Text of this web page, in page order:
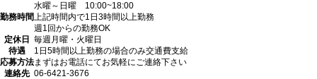
勤務時間
水曜～日曜 10:00~18:00
上記時間内で1日3時間以上勤務
週1回からの勤務OK
定休日
毎週月曜・火曜日
待遇
1日5時間以上勤務の場合のみ交通費支給
応募方法まずはお電話にてお気軽にご連絡下さい
連絡先 06-6421-3676